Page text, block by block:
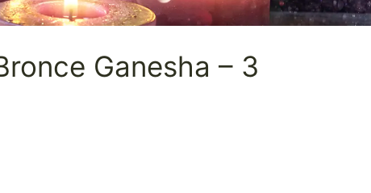
Ganesha – 3